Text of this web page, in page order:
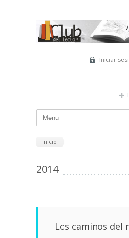
Iniciar
Inicio
2014
Los caminos del